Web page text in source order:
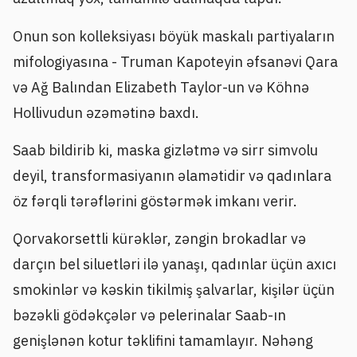
Onun son kolleksiyası böyük maskalı partiyaların
mifologiyasına - Truman Kapoteyin əfsanəvi Qara
və Ağ Balından Elizabeth Taylor-un və Köhnə
Hollivudun əzəmətinə baxdı.
Saab bildirib ki, maska gizlətmə və sirr simvolu
deyil, transformasiyanın əlamətidir və qadınlara
öz fərqli tərəflərini göstərmək imkanı verir.
Qorvakorsettli kürəklər, zəngin brokadlar və
darçın bel siluetləri ilə yanaşı, qadınlar üçün axıcı
smokinlər və kəskin tikilmiş şalvarlar, kişilər üçün
bəzəkli gödəkçələr və pelerinalar Saab-ın
genişlənən kotur təklifini tamamlayır. Nəhəng